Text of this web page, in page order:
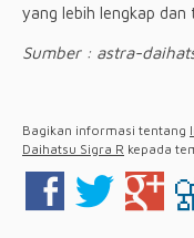
yang lebih lengkap dan
Sumber : astra-
Bagikan informasi tentang
Daihatsu Sigra R kepada